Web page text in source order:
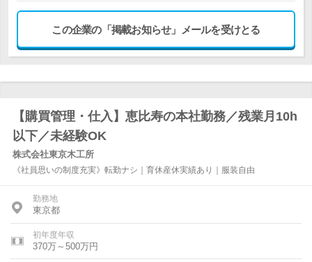
この企業の「掲載お知らせ」メールを受けとる
【購買管理・仕入】恵比寿の本社勤務／残業月10h
以下／未経験OK
株式会社東京木工所
《社員思いの制度充実》転勤ナシ｜育休産休実績あり｜服装自由
勤務地
東京都
初年度年収
370万～500万円